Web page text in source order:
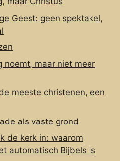
Geest: geen spektakel,
noemt, maar niet meer
meeste christenen, een
als vaste grond
de kerk in: waarom
automatisch Bijbels is